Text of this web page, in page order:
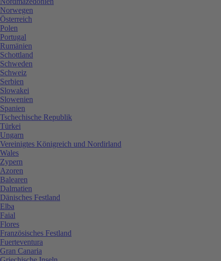
Norwegen
Österreich
Polen
Portugal
Rumänien
Schottland
Schweden
Schweiz
Serbien
Slowakei
Slowenien
Spanien
Tschechische Republik
Türkei
Ungarn
Vereinigtes Königreich und Nordirland
Wales
Zypern
Azoren
Balearen
Dalmatien
Dänisches Festland
Elba
Faial
Flores
Französisches Festland
Fuerteventura
Gran Canaria